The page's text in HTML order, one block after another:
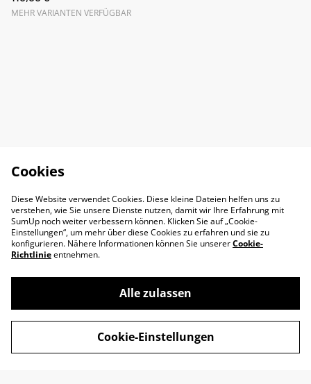
MEHR VARIANTEN VERFÜGBAR
Widerrufsrecht
Cookies
Diese Website verwendet Cookies. Diese kleine Dateien helfen uns zu
verstehen, wie Sie unsere Dienste nutzen, damit wir Ihre Erfahrung mit
SumUp noch weiter verbessern können. Klicken Sie auf „Cookie-
Einstellungen“, um mehr über diese Cookies zu erfahren und sie zu
konfigurieren. Nähere Informationen können Sie unsererCookie-
Richtlinieentnehmen.
Alle zulassen
Cookie-Einstellungen